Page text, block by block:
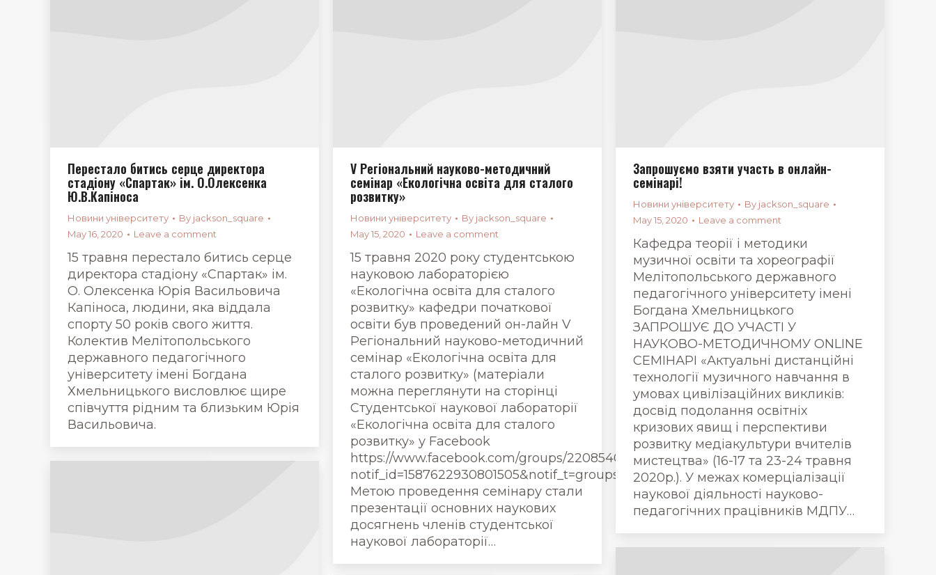
Перестало битись серце директора
стадіону «Спартак» ім. О.Олексенка
Ю.В.Капіноса
Новини університету By jackson_square
May 16, 2020
Leave a comment
15 травня перестало битись серце
директора стадіону «Спартак» ім.
О. Олексенка Юрія Васильовича
Капіноса, людини, яка віддала
спорту 50 років свого життя.
Колектив Мелітопольського
державного педагогічного
університету імені Богдана
Хмельницького висловлює щире
співчуття рідним та близьким Юрія
Васильовича.
V Регіональний науково-методичний
семінар «Екологічна освіта для сталого
розвитку»
Новини університету By jackson_square
May 15, 2020
Leave a comment
15 травня 2020 року студентською
науковою лабораторією
«Екологічна освіта для сталого
розвитку» кафедри початкової
освіти був проведений он-лайн V
Регіональний науково-методичний
семінар «Екологічна освіта для
сталого розвитку» (матеріали
можна переглянути на сторінці
Студентської наукової лабораторії
«Екологічна освіта для сталого
розвитку» у Facebook
https://www.facebook.com/groups/220854005858590/?
notif_id=1587622930801505&notif_t=groups_invite_confirmed_feedback)
Метою проведення семінару стали
презентації основних наукових
досягнень членів студентської
наукової лабораторії…
Запрошуємо взяти участь в онлайн-
семінарі!
Новини університету By jackson_square
May 15, 2020
Leave a comment
Кафедра теорії і методики
музичної освіти та хореографії
Мелітопольського державного
педагогічного університету імені
Богдана Хмельницького
ЗАПРОШУЄ ДО УЧАСТІ У
НАУКОВО-МЕТОДИЧНОМУ ONLINE
СЕМІНАРІ «Актуальні дистанційні
технології музичного навчання в
умовах цивілізаційних викликів:
досвід подолання освітніх
кризових явищ і перспективи
розвитку медіакультури вчителів
мистецтва» (16-17 та 23-24 травня
2020р.). У межах комерціалізації
наукової діяльності науково-
педагогічних працівників МДПУ…